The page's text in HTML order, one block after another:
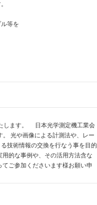
等を
します。 日本光学測定機工業会
光や画像による計測法や、レー
技術情報の交換を行なう事を目的
的な事例や、その活用方法含な
ご参加くださいます様お願い申